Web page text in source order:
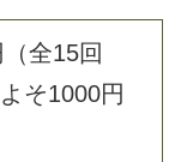
全15回
そ1000円